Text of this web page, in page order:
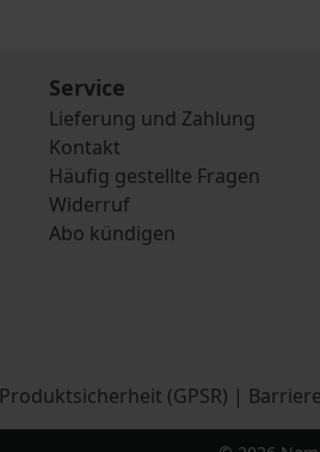
Service
Lieferung und Zahlung
Kontakt
Häufig gestellte Fragen
Widerruf
Abo kündigen
Produktsicherheit (GPSR) |